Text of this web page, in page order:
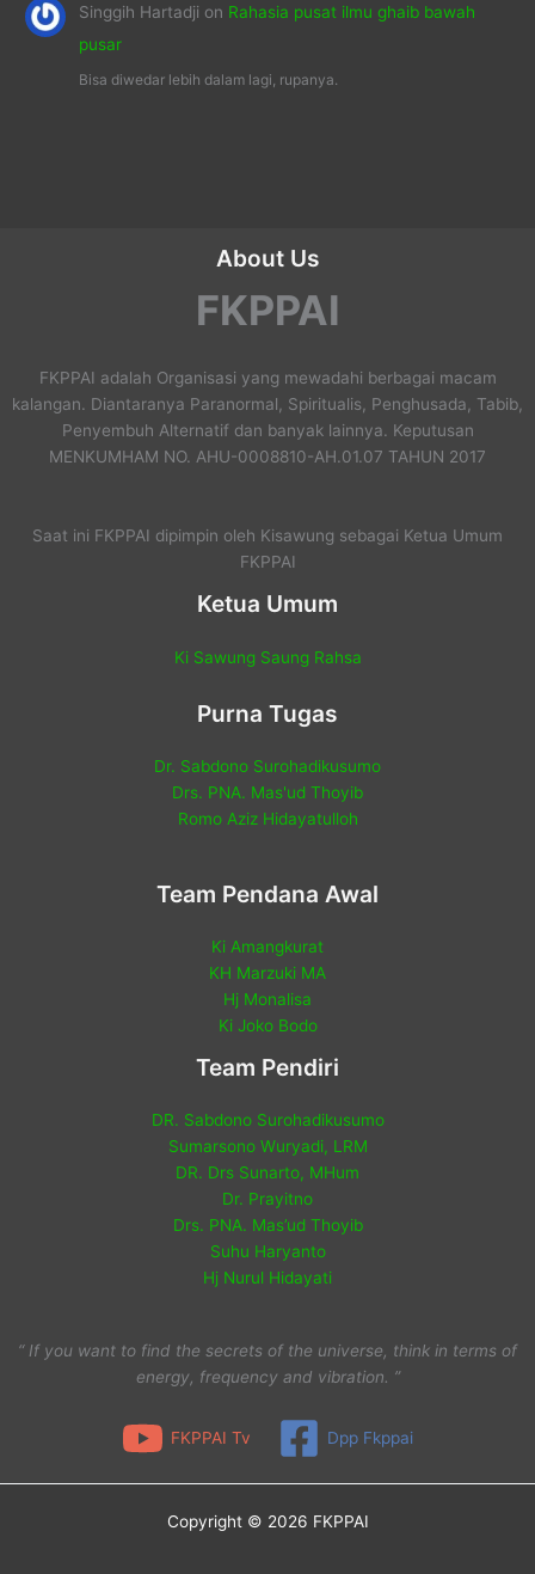
Singgih Hartadjion Rahasia pusat ilmu ghaib bawah
pusar
Bisa diwedar lebih dalam lagi, rupanya.
About Us
FKPPAI
FKPPAI adalah Organisasi yang mewadahi berbagai macam
kalangan. Diantaranya Paranormal, Spiritualis, Penghusada, Tabib,
Penyembuh Alternatif dan banyak lainnya. Keputusan
MENKUMHAM NO. AHU-0008810-AH.01.07 TAHUN 2017
Saat ini FKPPAI dipimpin oleh Kisawung sebagai Ketua Umum
FKPPAI
Ketua Umum
Ki Sawung Saung Rahsa
Purna Tugas
Dr. Sabdono Surohadikusumo
Drs. PNA. Mas'ud Thoyib
Romo Aziz Hidayatulloh
Team Pendana Awal
Ki Amangkurat
KH Marzuki MA
Hj Monalisa
Ki Joko Bodo
Team Pendiri
DR. Sabdono Surohadikusumo
Sumarsono Wuryadi, LRM
DR. Drs Sunarto, MHum
Dr. Prayitno
Drs. PNA. Mas’ud Thoyib
Suhu Haryanto
Hj Nurul Hidayati
“ If you want to find the secrets of the universe, think in terms of
energy, frequency and vibration. ”
FKPPAI Tv Dpp Fkppai
Copyright © 2026 FKPPAI